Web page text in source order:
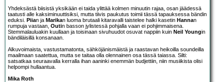
Yhdeksästä biisistä yksikään ei taida ylittää kolmen minuutin rajaa, osan jäädessä
taatusti alle kaksiminuuttisiksi, mutta tiivis paukutus toimii tässä tapauksessa bändin
eduksi. Piian ja Marikan luoma brutaali kitaravalli taistelee halki kasetin Hannan
rumpuja vastaan, Outin basson jylistessä pohjalla vaan ei pohjimmaisena.
Stemmalauluakin kuullaan ja toisinaan sivuhuudot osuvat nappiin kuin Neil Youngin
bändiläisillä konsanaan.
Alkuvoimaista, vastustamatonta, sähköjänismäistä ja raastavan heikoilla soundeilla
maailmaan saatettua, mutta se taitaa olla olennainen osa tässä taiassa. Silti:
satsatkaa seuraavalla kerralla ihan aaninki enemmän budjettiin, niin musiikista olisi
helpompi hullaantua.
Mika Roth